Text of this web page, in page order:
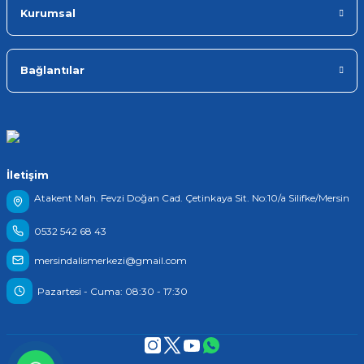
Kurumsal
Bağlantılar
İletişim
Atakent Mah. Fevzi Doğan Cad. Çetinkaya Sit. No:10/a Silifke/Mersin
0532 542 68 43
mersindalismerkezi@gmail.com
Pazartesi - Cuma: 08:30 - 17:30